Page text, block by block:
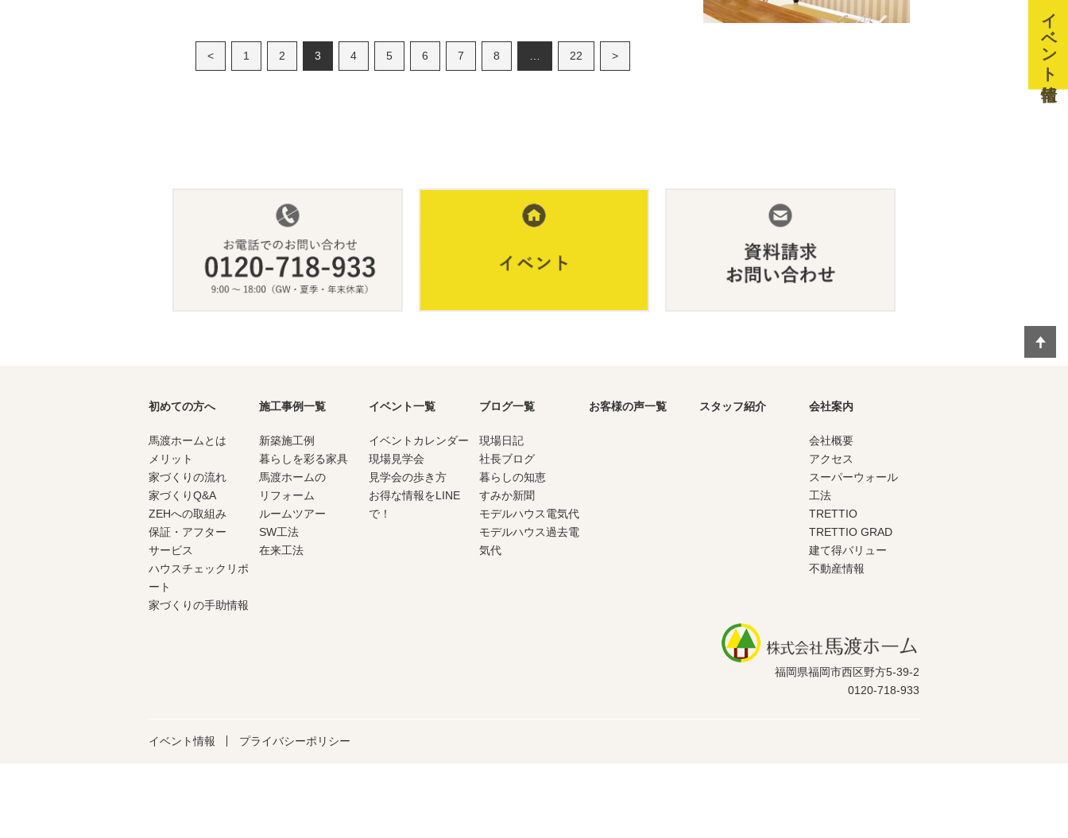
< 1 2 3 4 5 6 7 8 … 22 >
初めての方へ
馬渡ホームとは
メリット
家づくりの流れ
家づくりQ&A
ZEHへの取組み
保証・アフター
サービス
ハウスチェックリポ
ート
家づくりの手助情報
施工事例一覧
新築施工例
暮らしを彩る家具
馬渡ホームの
リフォーム
ルームツアー
SW工法
在来工法
イベント一覧
イベントカレンダー
現場見学会
見学会の歩き方
お得な情報をLINE
で！
ブログ一覧
現場日記
社長ブログ
暮らしの知恵
すみか新聞
モデルハウス電気代
モデルハウス過去電
気代
お客様の声一覧 スタッフ紹介 会社案内
会社概要
アクセス
スーパーウォール
工法
TRETTIO
TRETTIO GRAD
建て得バリュー
不動産情報
福岡県福岡市西区野方5-39-2
0120-718-933
イベント情報 プライバシーポリシー
イベント情報